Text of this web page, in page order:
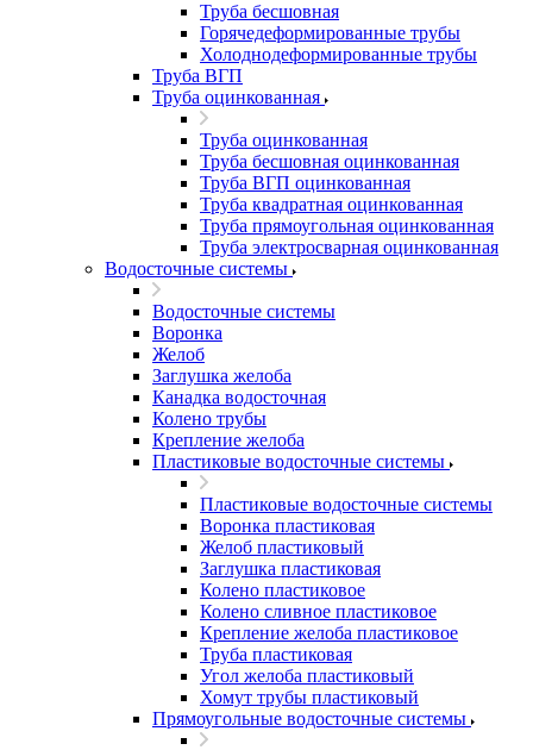
Труба бесшовная
Горячедеформированные трубы
Холоднодеформированные трубы
Труба ВГП
Труба оцинкованная
Труба оцинкованная
Труба бесшовная оцинкованная
Труба ВГП оцинкованная
Труба квадратная оцинкованная
Труба прямоугольная оцинкованная
Труба электросварная оцинкованная
Водосточные системы
Водосточные системы
Воронка
Желоб
Заглушка желоба
Канадка водосточная
Колено трубы
Крепление желоба
Пластиковые водосточные системы
Пластиковые водосточные системы
Воронка пластиковая
Желоб пластиковый
Заглушка пластиковая
Колено пластиковое
Колено сливное пластиковое
Крепление желоба пластиковое
Труба пластиковая
Угол желоба пластиковый
Хомут трубы пластиковый
Прямоугольные водосточные системы